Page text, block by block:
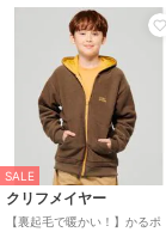
SALE
クリフメイヤー
【裏起毛で暖かい！】かるポ